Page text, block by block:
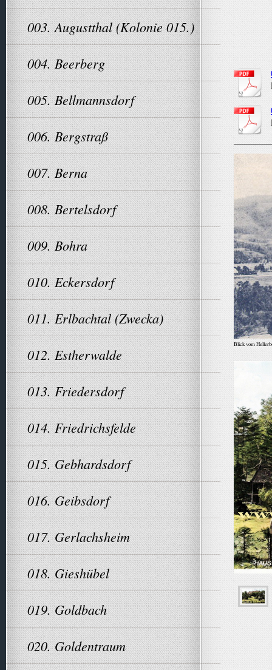
003. Augustthal (Kolonie 015.)
004. Beerberg
005. Bellmannsdorf
006. Bergstraß
007. Berna
008. Bertelsdorf
009. Bohra
010. Eckersdorf
011. Erlbachtal (Zwecka)
012. Estherwalde
013. Friedersdorf
014. Friedrichsfelde
015. Gebhardsdorf
016. Geibsdorf
017. Gerlachsheim
018. Gieshübel
019. Goldbach
020. Goldentraum
Blick vom